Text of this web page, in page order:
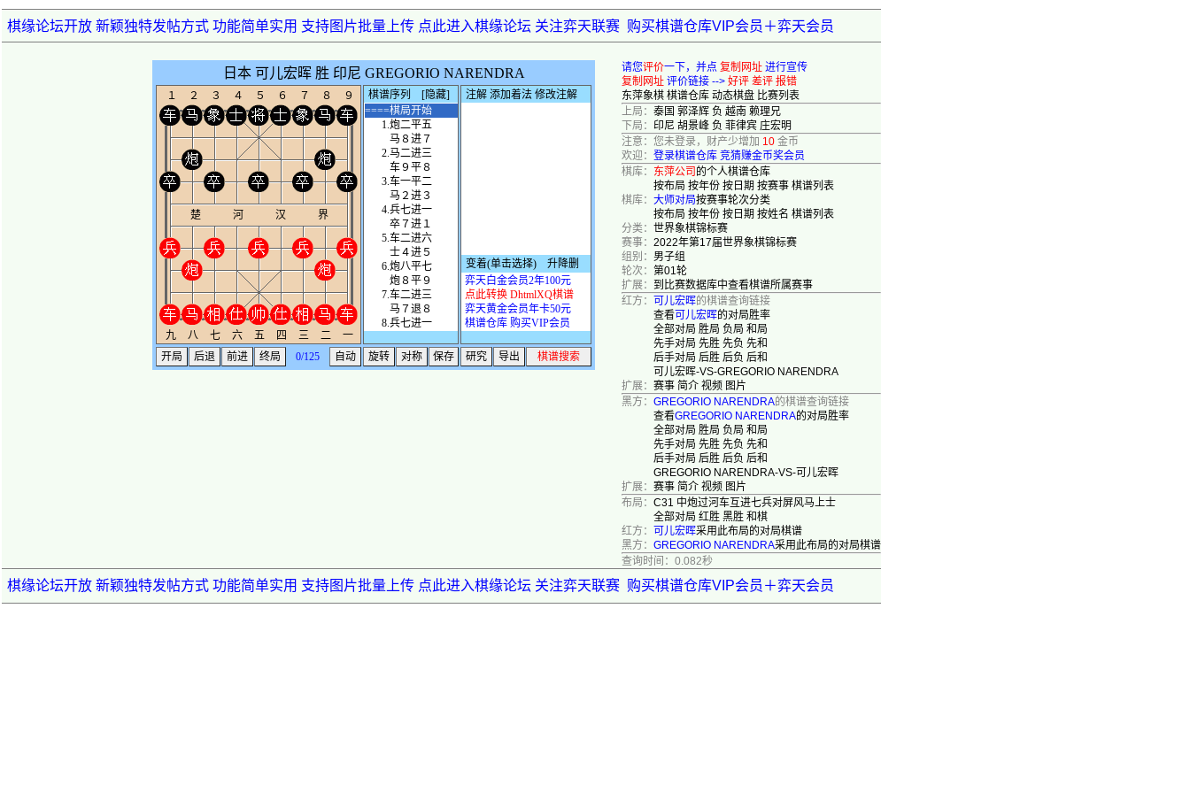
棋缘论坛开放 新颖独特发帖方式 功能简单实用 支持图片批量上传 点此进入棋缘论坛 关注弈天联赛 购买棋谱仓库VIP会员＋弈天会员
请您评价一下，并点 复制网址 进行宣传
复制网址 评价链接 --> 好评 差评 报错
东萍象棋 棋谱仓库 动态棋盘 比赛列表
上局： 泰国 郭泽辉 负 越南 赖理兄
下局： 印尼 胡景峰 负 菲律宾 庄宏明
注意：您未登录，财产少增加 10 金币
欢迎： 登录棋谱仓库 竞猜赚金币奖会员
棋库： 东萍公司 的个人棋谱仓库
按布局 按年份 按日期 按赛事 棋谱列表
棋库： 大师对局按赛事轮次分类
按布局 按年份 按日期 按姓名 棋谱列表
分类： 世界象棋锦标赛
赛事： 2022年第17届世界象棋锦标赛
组别： 男子组
轮次： 第01轮
扩展： 到比赛数据库中查看棋谱所属赛事
红方： 可儿宏晖的棋谱查询链接
查看可儿宏晖的对局胜率
全部对局 胜局 负局 和局
先手对局 先胜 先负 先和
后手对局 后胜 后负 后和
可儿宏晖-VS-GREGORIO NARENDRA
扩展： 赛事 简介 视频 图片
黑方： GREGORIO NARENDRA的棋谱查询链接
查看GREGORIO NARENDRA的对局胜率
全部对局 胜局 负局 和局
先手对局 先胜 先负 先和
后手对局 后胜 后负 后和
GREGORIO NARENDRA-VS-可儿宏晖
扩展： 赛事 简介 视频 图片
布局： C31 中炮过河车互进七兵对屏风马上士
全部对局 红胜 黑胜 和棋
红方： 可儿宏晖采用此布局的对局棋谱
黑方： GREGORIO NARENDRA采用此布局的对局棋谱
查询时间：0.082秒
棋缘论坛开放 新颖独特发帖方式 功能简单实用 支持图片批量上传 点此进入棋缘论坛 关注弈天联赛 购买棋谱仓库VIP会员＋弈天会员